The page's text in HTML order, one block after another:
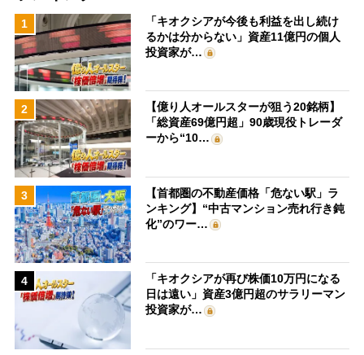
1
「キオクシアが今後も利益を出し続け
るかは分からない」資産11億円の個人
投資家が…
2
【億り人オールスターが狙う20銘柄】
「総資産69億円超」90歳現役トレーダ
ーから“10…
3
【首都圏の不動産価格「危ない駅」ラ
ンキング】“中古マンション売れ行き鈍
化”のワー…
4
「キオクシアが再び株価10万円になる
日は遠い」資産3億円超のサラリーマン
投資家が…